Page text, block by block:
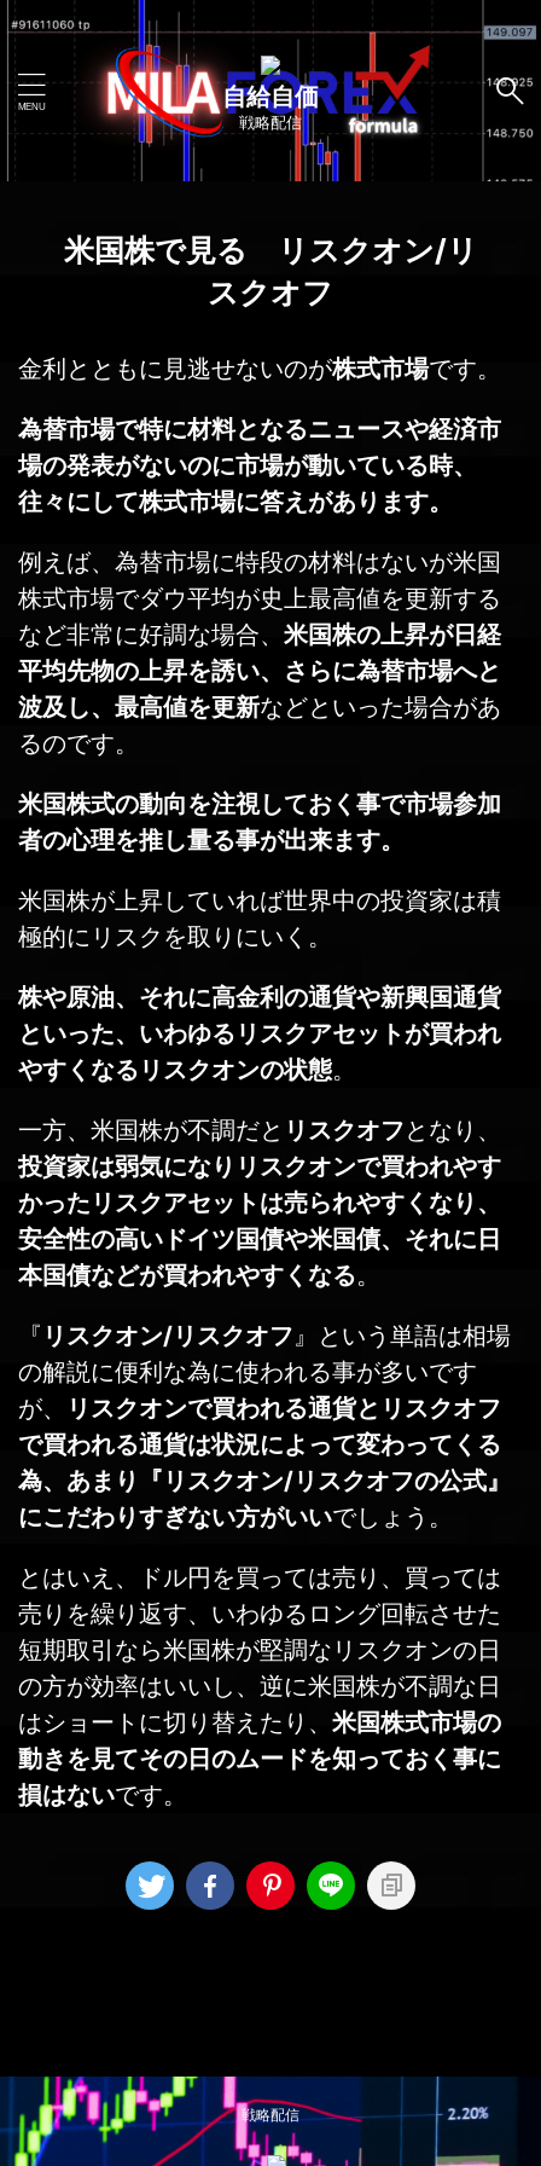
自給自価
戦略配信
米国株で見る リスクオン/リ
スクオフ
金利とともに見逃せないのが株式市場です。
為替市場で特に材料となるニュースや経済市
場の発表がないのに市場が動いている時、
往々にして株式市場に答えがあります。
例えば、為替市場に特段の材料はないが米国
株式市場でダウ平均が史上最高値を更新する
など非常に好調な場合、 米国株の上昇が日経
平均先物の上昇を誘い、さらに為替市場へと
波及し、最高値を更新などといった場合があ
るのです。
米国株式の動向を注視しておく事で市場参加
者の心理を推し量る事が出来ます。
米国株が上昇していれば世界中の投資家は積
極的にリスクを取りにいく。
株や原油、それに高金利の通貨や新興国通貨
といった、いわゆるリスクアセットが買われ
やすくなるリスクオンの状態。
一方、米国株が不調だと リスクオフとなり、
投資家は弱気になりリスクオンで買われやす
かったリスクアセットは売られやすくなり、
安全性の高いドイツ国債や米国債、それに日
本国債などが買われやすくなる。
『 リスクオン/リスクオフ』という単語は相場
の解説に便利な為に使われる事が多いです
が、
リスクオンで買われる通貨とリスクオフ
で買われる通貨は状況によって変わってくる
為、あまり『リスクオン/リスクオフの公式』
にこだわりすぎない方がいいでしょう。
とはいえ、ドル円を買っては売り、買っては
売りを繰り返す、いわゆるロング回転させた
短期取引なら米国株が堅調なリスクオンの日
の方が効率はいいし、逆に米国株が不調な日
はショートに切り替えたり、 米国株式市場の
動きを見てその日のムードを知っておく事に
損はないです。
戦略配信